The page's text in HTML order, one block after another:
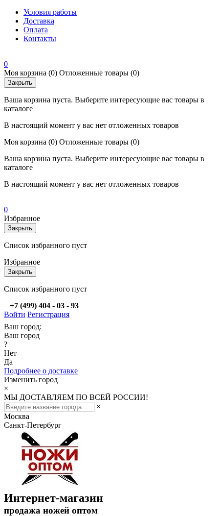
Условия работы
Доставка
Оплата
Контакты
0
Моя корзина (0) Отложенные товары (0)
Закрыть
Ваша корзина пуста. Выберите интересующие вас товары в
каталоге
В настоящий момент у вас нет отложенных товаров
Моя корзина (0) Отложенные товары (0)
Ваша корзина пуста. Выберите интересующие вас товары в
каталоге
В настоящий момент у вас нет отложенных товаров
0
Избранное
Закрыть
Список избранного пуст
Избранное
Закрыть
Список избранного пуст
+7 (499) 404 - 03 - 93
Войти Регистрация
Ваш город:
Ваш город
?
Нет
Да
Подробнее о доставке
Изменить город
×
МЫ ДОСТАВЛЯЕМ ПО ВСЕЙ РОССИИ!
×
Москва
Санкт-Петербург
Интернет-магазин
продажа ножей оптом